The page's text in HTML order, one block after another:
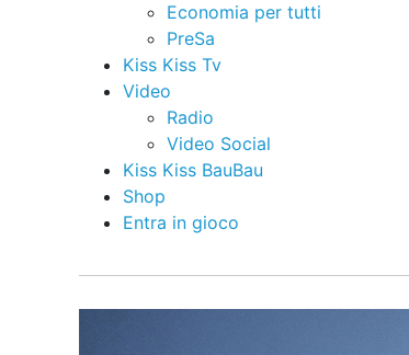
Economia per tutti
PreSa
Kiss Kiss Tv
Video
Radio
Video Social
Kiss Kiss BauBau
Shop
Entra in gioco